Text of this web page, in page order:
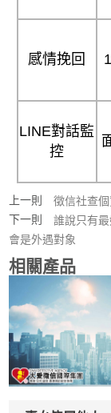
感情挽回
LINE對話監
控
上一則
徵信社查
下一則
誰說只有
會是外遇對象
相關產品